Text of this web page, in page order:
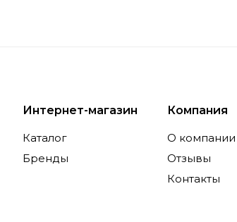
Интернет-магазин
Каталог
Бренды
Компания
О компании
Отзывы
Контакты